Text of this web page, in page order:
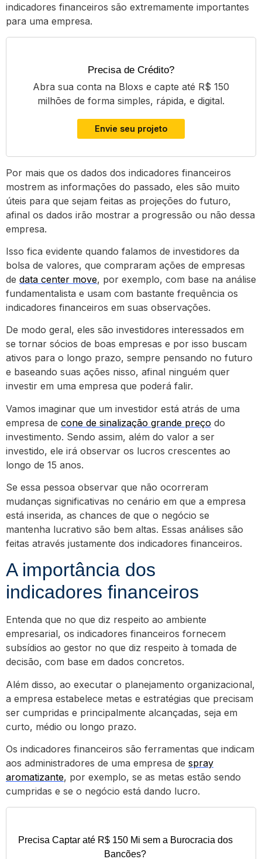
indicadores financeiros são extremamente importantes
para uma empresa.
Precisa de Crédito?
Abra sua conta na Bloxs e capte até R$ 150
milhões de forma simples, rápida, e digital.
Envie seu projeto
Por mais que os dados dos indicadores financeiros
mostrem as informações do passado, eles são muito
úteis para que sejam feitas as projeções do futuro,
afinal os dados irão mostrar a progressão ou não dessa
empresa.
Isso fica evidente quando falamos de investidores da
bolsa de valores, que compraram ações de empresas
de data center move, por exemplo, com base na análise
fundamentalista e usam com bastante frequência os
indicadores financeiros em suas observações.
De modo geral, eles são investidores interessados em
se tornar sócios de boas empresas e por isso buscam
ativos para o longo prazo, sempre pensando no futuro
e baseando suas ações nisso, afinal ninguém quer
investir em uma empresa que poderá falir.
Vamos imaginar que um investidor está atrás de uma
empresa de cone de sinalização grande preço do
investimento. Sendo assim, além do valor a ser
investido, ele irá observar os lucros crescentes ao
longo de 15 anos.
Se essa pessoa observar que não ocorreram
mudanças significativas no cenário em que a empresa
está inserida, as chances de que o negócio se
mantenha lucrativo são bem altas. Essas análises são
feitas através justamente dos indicadores financeiros.
A importância dos
indicadores financeiros
Entenda que no que diz respeito ao ambiente
empresarial, os indicadores financeiros fornecem
subsídios ao gestor no que diz respeito à tomada de
decisão, com base em dados concretos.
Além disso, ao executar o planejamento organizacional,
a empresa estabelece metas e estratégias que precisam
ser cumpridas e principalmente alcançadas, seja em
curto, médio ou longo prazo.
Os indicadores financeiros são ferramentas que indicam
aos administradores de uma empresa de spray
aromatizante, por exemplo, se as metas estão sendo
cumpridas e se o negócio está dando lucro.
Precisa Captar até R$ 150 Mi sem a Burocracia dos
Bancões?